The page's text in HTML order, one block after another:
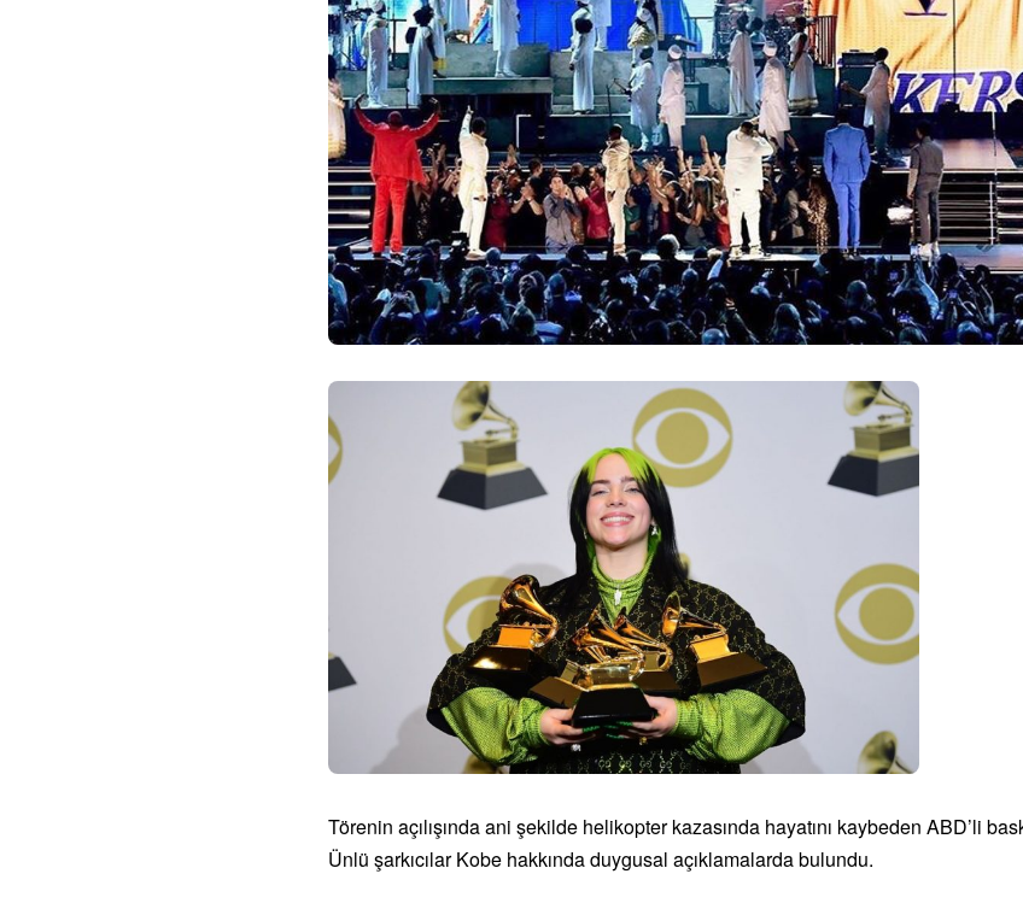
Törenin açılışında ani şekilde helikopter kazasında hayatını kaybeden ABD’li
Ünlü şarkıcılar Kobe hakkında duygusal açıklamalarda bulundu.